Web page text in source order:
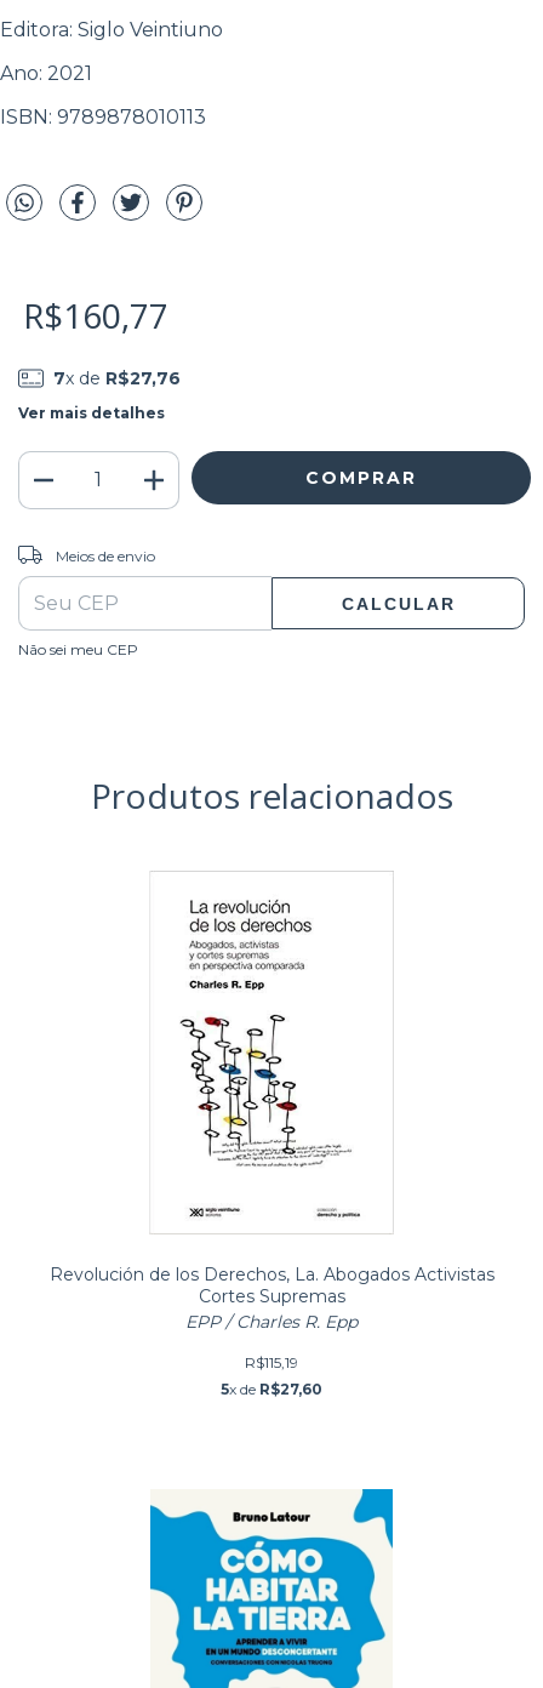
Editora: Siglo Veintiuno
Ano: 2021
ISBN: 9789878010113
R$160,77
7x de R$27,76
Ver mais detalhes
Entregas para o CEP:
Meios de envio
CALCULAR
Não sei meu CEP
Produtos relacionados
Revolución de los Derechos, La. Abogados Activistas
Cortes Supremas
EPP / Charles R. Epp
R$115,19
5x de R$27,60